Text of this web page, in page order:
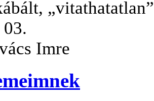
Imre